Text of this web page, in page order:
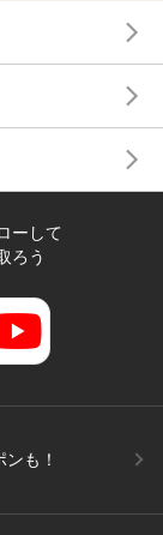
ーして
ろう
も！